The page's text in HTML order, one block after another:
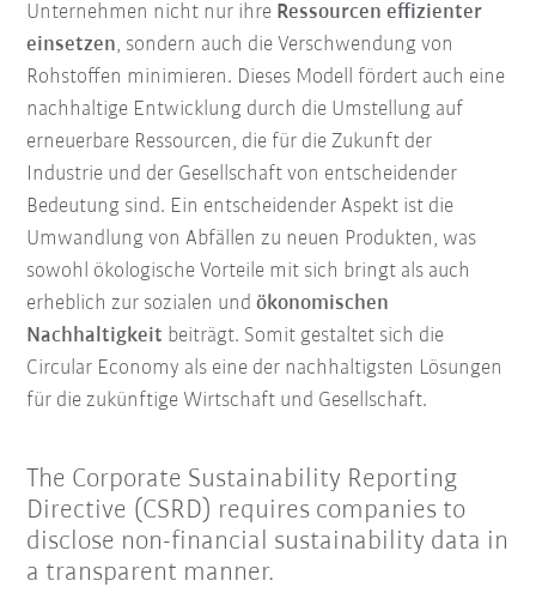
Unternehmen nicht nur ihre Ressourcen effizienter
einsetzen, sondern auch die Verschwendung von
Rohstoffen minimieren. Dieses Modell fördert auch eine
nachhaltige Entwicklung durch die Umstellung auf
erneuerbare Ressourcen, die für die Zukunft der
Industrie und der Gesellschaft von entscheidender
Bedeutung sind. Ein entscheidender Aspekt ist die
Umwandlung von Abfällen zu neuen Produkten, was
sowohl ökologische Vorteile mit sich bringt als auch
erheblich zur sozialen undökonomischen
Nachhaltigkeit beiträgt. Somit gestaltet sich die
Circular Economy als eine der nachhaltigsten Lösungen
für die zukünftige Wirtschaft und Gesellschaft.
The Corporate Sustainability Reporting
Directive (CSRD) requires companies to
disclose non-financial sustainability data in
a transparent manner.